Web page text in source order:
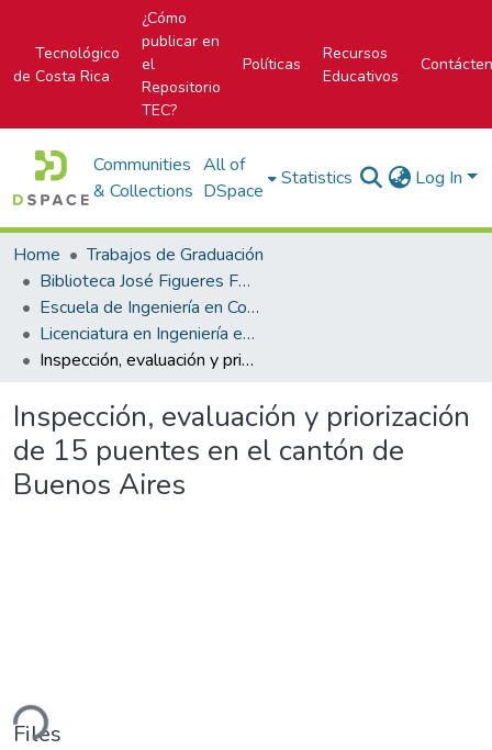
Tecnológico
de Costa Rica
¿Cómo
publicar en
el
Repositorio
TEC?
Políticas
Recursos
Educativos
Communities
& Collections
All of
DSpace
Statistics Log In
Home
Trabajos de Graduación
Biblioteca José Figueres Ferrer
Escuela de Ingeniería en Construcción
Licenciatura en Ingeniería en Construcción
Inspección, evaluación y priorización de 15 puentes en el cantón de Buenos Aires
Inspección, evaluación y priorización
de 15 puentes en el cantón de
Buenos Aires
Files